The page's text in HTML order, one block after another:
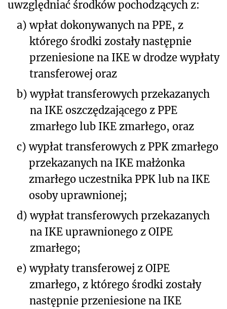
uwzględniać środków pochodzących z:
a) wpłat dokonywanych na PPE, z
którego środki zostały następnie
przeniesione na IKE w drodze wypłaty
transferowej oraz
b) wypłat transferowych przekazanych
na IKE oszczędzającego z PPE
zmarłego lub IKE zmarłego, oraz
c) wypłat transferowych z PPK zmarłego
przekazanych na IKE małżonka
zmarłego uczestnika PPK lub na IKE
osoby uprawnionej;
d) wypłat transferowych przekazanych
na IKE uprawnionego z OIPE
zmarłego;
e) wypłaty transferowej z OIPE
zmarłego, z którego środki zostały
następnie przeniesione na IKE